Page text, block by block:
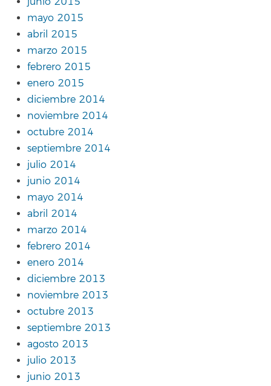
mayo 2015
abril 2015
marzo 2015
febrero 2015
enero 2015
diciembre 2014
noviembre 2014
octubre 2014
septiembre 2014
julio 2014
junio 2014
mayo 2014
abril 2014
marzo 2014
febrero 2014
enero 2014
diciembre 2013
noviembre 2013
octubre 2013
septiembre 2013
agosto 2013
julio 2013
junio 2013